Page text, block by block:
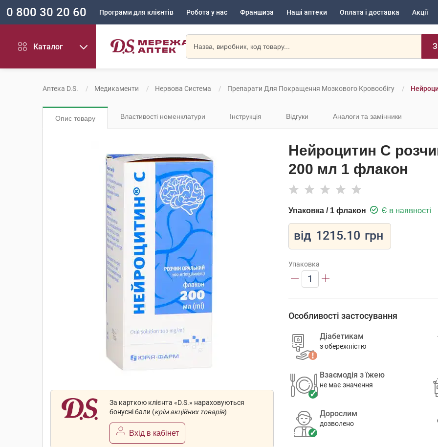
0 800 30 20 60 Програми для клієнтів Робота у нас Франшиза Наші аптеки Оплата і доставка Акції
Каталог
Аптека D.S. Медикаменти Нервова Система Препарати Для Покращення Мозкового Кровообігу
Опис товару Властивості номенклатури Інструкція Відгуки Аналоги та замінники
За карткою клієнта «D.S.» нараховуються
бонусні бали (крім акційних товарів)
Вхід в кабінет
Нейроцитин С
200 мл 1 флакон
Упаковка / 1 флакон Є в наявності
від 1215.10 грн
Упаковка
1
Особливості застосування
Діабетикам
з обережністю
Взаємодія з їжею
не має значення
Дорослим
дозволено